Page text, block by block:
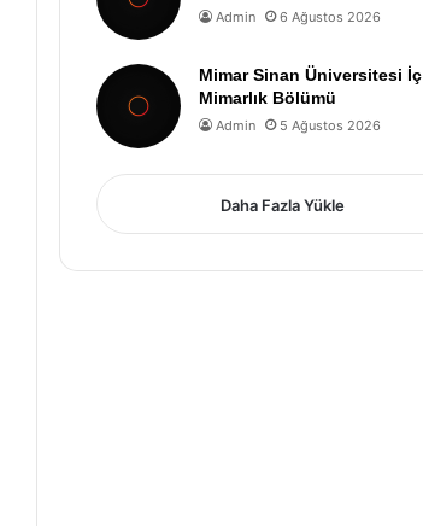
Admin 6 Ağustos 2026
Mimar Sinan Üniversitesi İç
Mimarlık Bölümü
Admin 5 Ağustos 2026
Daha Fazla Yükle